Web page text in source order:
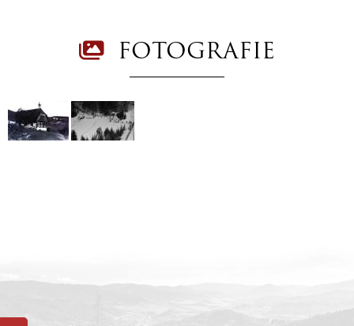
FOTOGRAFIE